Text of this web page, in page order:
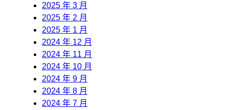
2025 年 3 月
2025 年 2 月
2025 年 1 月
2024 年 12 月
2024 年 11 月
2024 年 10 月
2024 年 9 月
2024 年 8 月
2024 年 7 月